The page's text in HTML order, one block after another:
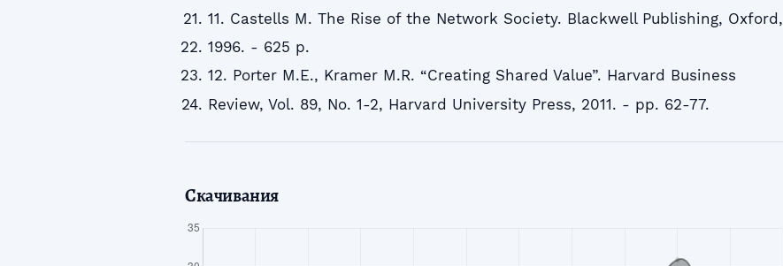
11. Castells M. The Rise of the Network Society. Blackwell Publishing, Oxford,
1996. - 625 p.
12. Porter M.E., Kramer M.R. “Creating Shared Value”. Harvard Business
Review, Vol. 89, No. 1-2, Harvard University Press, 2011. - pp. 62-77.
Скачивания